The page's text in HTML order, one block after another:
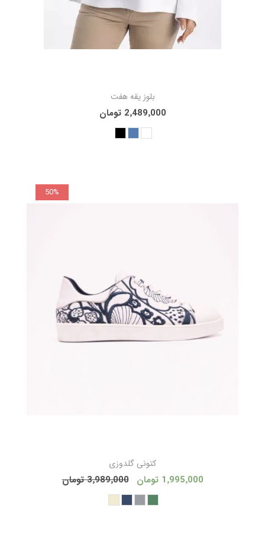
بلوز یقه هفت
2٬489٬000 تومان
50%
کتونی گلدوزی
1٬995٬000 تومان 3٬989٬000 تومان